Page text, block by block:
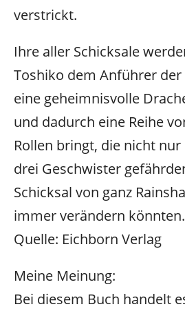
verstrickt.
Ihre aller Schicksale
Toshiko dem Anführer der
eine geheimnisvolle
und dadurch eine Reihe
Rollen bringt, die nicht nur
drei Geschwister
Schicksal von ganz
immer verändern könnten.
Quelle: Eichborn Verlag
Meine Meinung:
Bei diesem Buch handelt